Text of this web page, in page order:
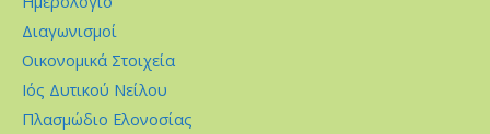
Διαγωνισμοί
Οικονομικά Στοιχεία
Ιός Δυτικού Νείλου
Πλασμώδιο Ελονοσίας